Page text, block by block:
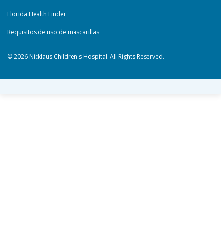
Florida Health Finder
Requisitos de uso de mascarillas
© 2026 Nicklaus Children's Hospital. All Rights Reserved.